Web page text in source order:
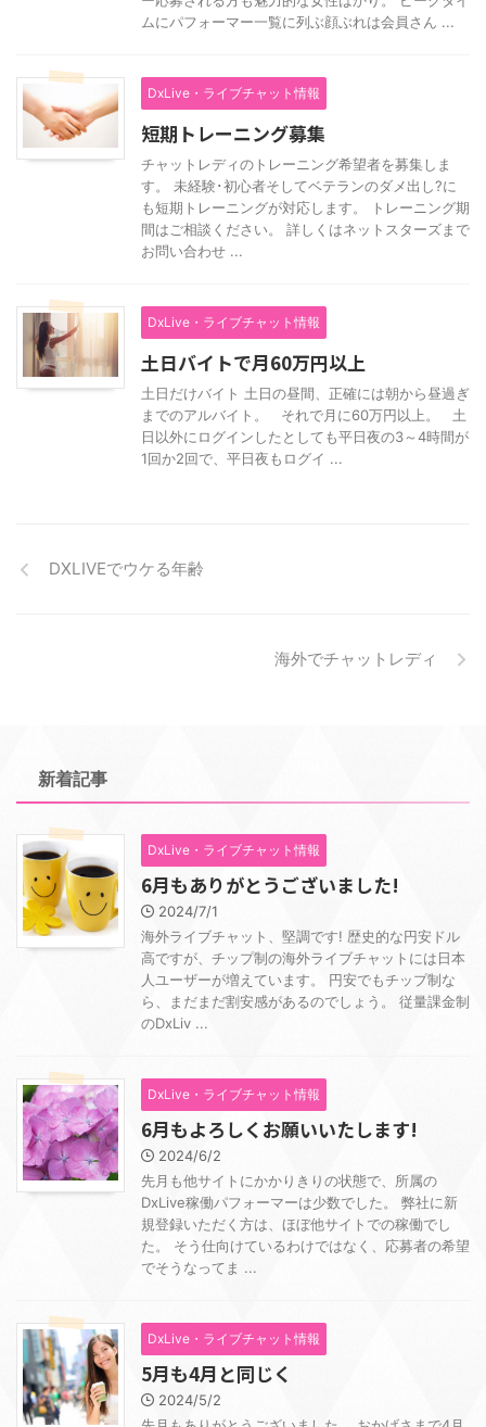
ムにパフォーマー一覧に列ぶ顔ぶれは会員さん ...
DxLive・ライブチャット情報
短期トレーニング募集
チャットレディのトレーニング希望者を募集しま
す。 未経験･初心者そしてベテランのダメ出し?に
も短期トレーニングが対応します。 トレーニング期
間はご相談ください。 詳しくはネットスターズまで
お問い合わせ ...
DxLive・ライブチャット情報
土日バイトで月60万円以上
土日だけバイト 土日の昼間、正確には朝から昼過ぎ
までのアルバイト。 それで月に60万円以上。 土
日以外にログインしたとしても平日夜の3～4時間が
1回か2回で、平日夜もログイ ...
DXLIVEでウケる年齢
海外でチャットレディ
新着記事
DxLive・ライブチャット情報
6月もありがとうございました!
2024/7/1
海外ライブチャット、堅調です! 歴史的な円安ドル
高ですが、チップ制の海外ライブチャットには日本
人ユーザーが増えています。 円安でもチップ制な
ら、まだまだ割安感があるのでしょう。 従量課金制
のDxLiv ...
DxLive・ライブチャット情報
6月もよろしくお願いいたします!
2024/6/2
先月も他サイトにかかりきりの状態で、所属の
DxLive稼働パフォーマーは少数でした。 弊社に新
規登録いただく方は、ほぼ他サイトでの稼働でし
た。 そう仕向けているわけではなく、応募者の希望
でそうなってま ...
DxLive・ライブチャット情報
5月も4月と同じく
2024/5/2